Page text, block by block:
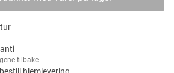
tilbake